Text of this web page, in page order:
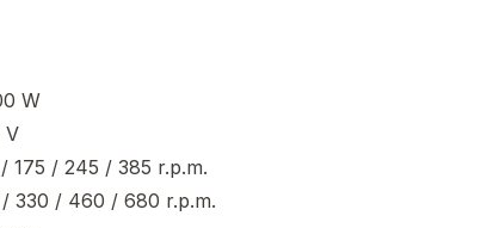
W
V
/ 175 / 245 / 385 r.p.m.
/ 330 / 460 / 680 r.p.m.